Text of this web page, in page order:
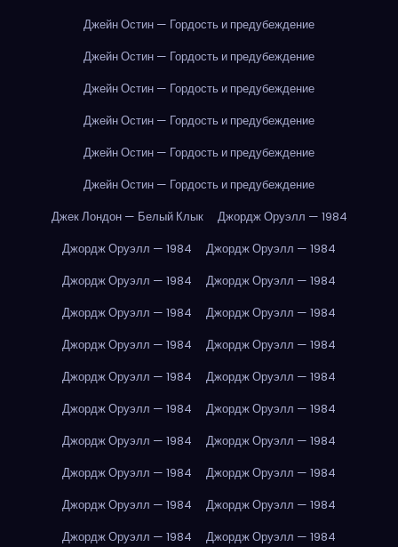
Джейн Остин — Гордость и предубеждение
Джейн Остин — Гордость и предубеждение
Джейн Остин — Гордость и предубеждение
Джейн Остин — Гордость и предубеждение
Джейн Остин — Гордость и предубеждение
Джейн Остин — Гордость и предубеждение
Джек Лондон — Белый Клык
Джордж Оруэлл — 1984
Джордж Оруэлл — 1984
Джордж Оруэлл — 1984
Джордж Оруэлл — 1984
Джордж Оруэлл — 1984
Джордж Оруэлл — 1984
Джордж Оруэлл — 1984
Джордж Оруэлл — 1984
Джордж Оруэлл — 1984
Джордж Оруэлл — 1984
Джордж Оруэлл — 1984
Джордж Оруэлл — 1984
Джордж Оруэлл — 1984
Джордж Оруэлл — 1984
Джордж Оруэлл — 1984
Джордж Оруэлл — 1984
Джордж Оруэлл — 1984
Джордж Оруэлл — 1984
Джордж Оруэлл — 1984
Джордж Оруэлл — 1984
Джордж Оруэлл — 1984